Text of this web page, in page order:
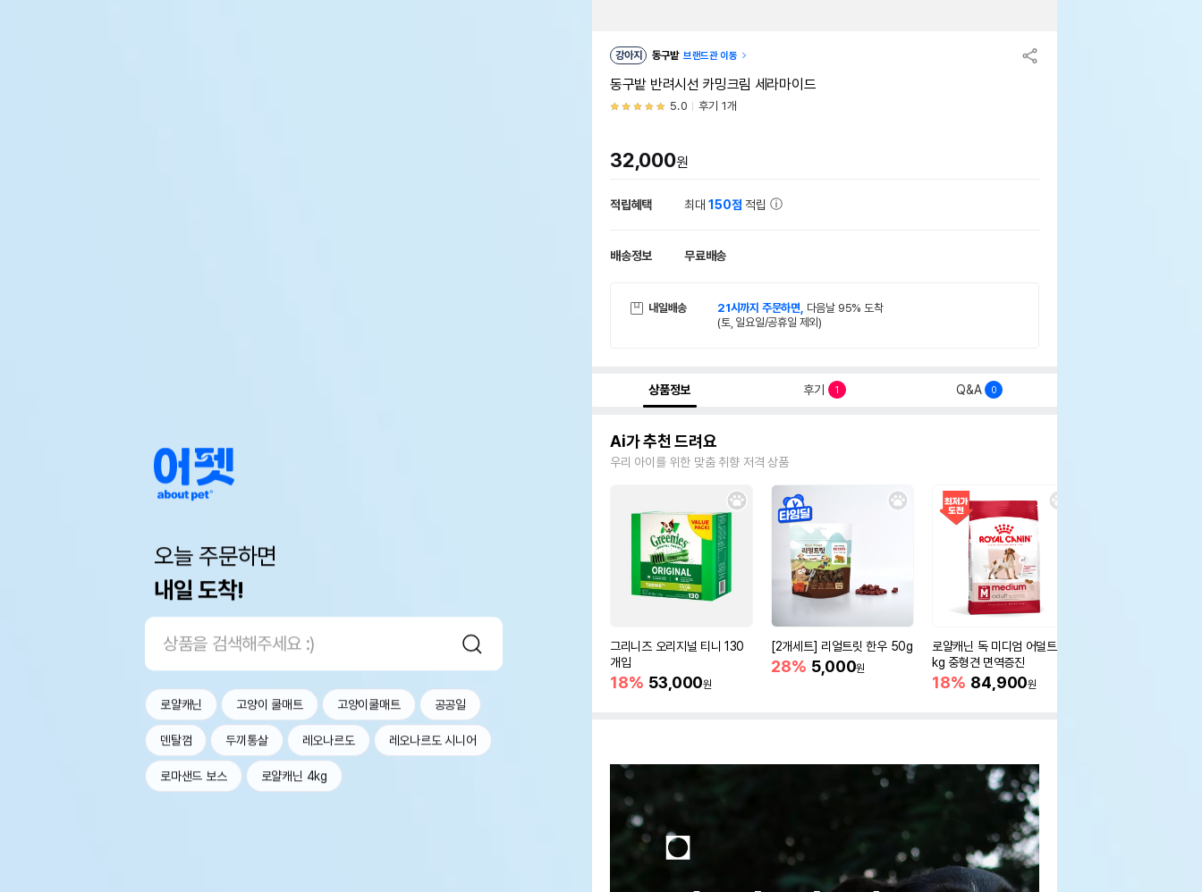
오늘 주문하면
내일 도착!
로얄캐닌 고양이 쿨매트 고양이쿨매트 공공일
덴탈껌 두끼통살 레오나르도 레오나르도 시니어
로마샌드 보스 로얄캐닌 4kg
강아지 동구밭 브랜드관 이동
동구밭 반려시선 카밍크림 세라마이드
5.0 후기 1개
32,000원
적립혜택 최대150점 적립
배송정보 무료배송
내일배송 21시까지 주문하면, 다음날 95% 도착
(토, 일요일/공휴일 제외)
상품정보 후기 1 Q&A 0
Ai가 추천 드려요
우리 아이를 위한 맞춤 취향 저격 상품
그리니즈 오리지널 티니 130
개입
18% 53,000원
[2개세트] 리얼트릿 한우 50g
28% 5,000원
로얄캐닌 독 미디엄 어덜트 10
kg 중형견 면역증진
18% 84,900원